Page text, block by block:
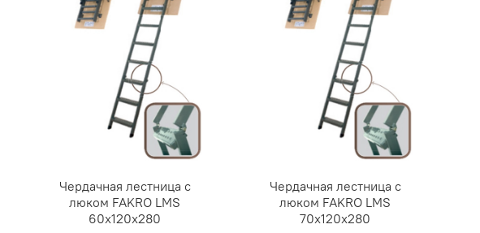
Чердачная лестница с
люком FAKRO LMS
60х120х280
Чердачная лестница с
люком FAKRO LMS
70х120х280